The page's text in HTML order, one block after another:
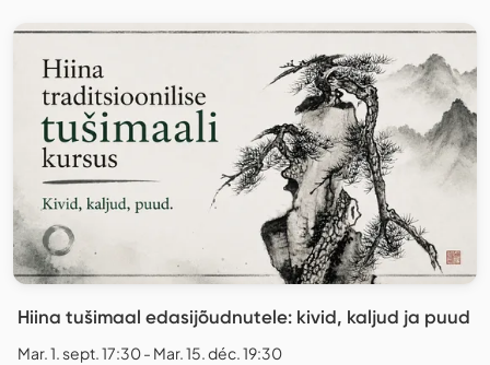
Hiina tušimaal edasijõudnutele: kivid, kaljud ja puud
Mar. 1. sept. 17:30 - Mar. 15. déc. 19:30